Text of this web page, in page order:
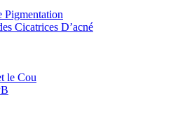
Pigmentation
Cicatrices D’acné
le Cou